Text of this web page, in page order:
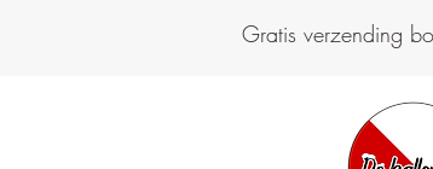
Gratis verzending